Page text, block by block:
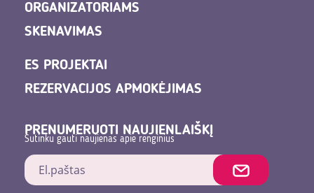
ORGANIZATORIAMS
SKENAVIMAS
ES PROJEKTAI
REZERVACIJOS APMOKĖJIMAS
PRENUMERUOTI NAUJIENLAIŠKĮ
Sutinku gauti naujienas apie renginius